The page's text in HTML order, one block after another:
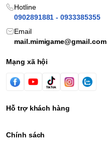
Hotline
0902891881 - 0933385355
Email
mail.mimigame@gmail.com
Mạng xã hội
Hỗ trợ khách hàng
Chính sách